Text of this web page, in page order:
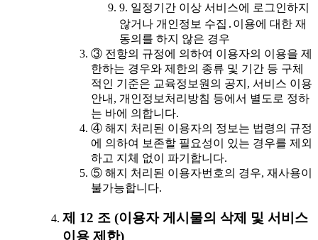
9. 일정기간 이상 서비스에 로그인하지
않거나 개인정보 수집․이용에 대한 재
동의를 하지 않은 경우
③ 전항의 규정에 의하여 이용자의 이용을 제
한하는 경우와 제한의 종류 및 기간 등 구체
적인 기준은 교육정보원의 공지, 서비스 이용
안내, 개인정보처리방침 등에서 별도로 정하
는 바에 의합니다.
④ 해지 처리된 이용자의 정보는 법령의 규정
에 의하여 보존할 필요성이 있는 경우를 제외
하고 지체 없이 파기합니다.
⑤ 해지 처리된 이용자번호의 경우, 재사용이
불가능합니다.
제 12 조 (이용자 게시물의 삭제 및 서비스
이용 제한)